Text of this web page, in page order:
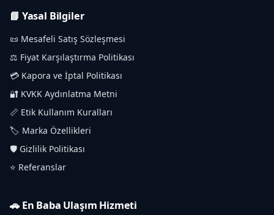
📘 Yasal Bilgiler
📜 Mesafeli Satış Sözleşmesi
⚖️ Fiyat Karşılaştırma Politikası
💳 Kapora ve İptal Politikası
🔐 KVKK Aydınlatma Metni
📏 Etik Kullanım Kuralları
🏷️ Marka Özellikleri
🛡️ Gizlilik Politikası
⭐ Referanslar
🚗 En Baba Ulaşım Hizmeti